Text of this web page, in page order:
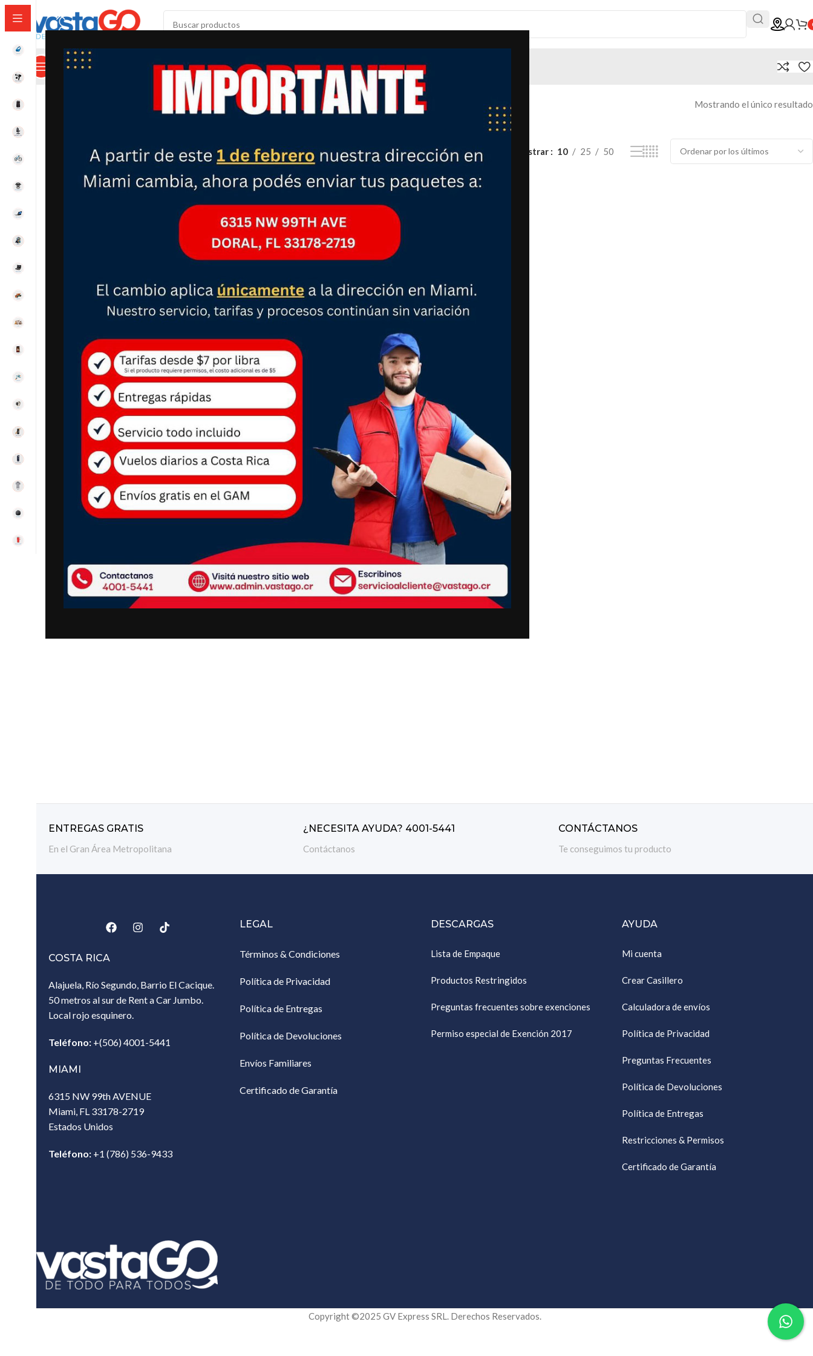
Categorías Calculadora De Envíos
Mostrando el único resultado
Mostrar 10 25 50
Refrigerador Side-by-Side
HISENSE RS223SV5A – 23
cf / 651 L – Wi-Fi
Precio : ₡739,900.00
AÑADIR AL CARRITO
ENTREGAS GRATIS
En el Gran Área Metropolitana
¿NECESITA AYUDA? 4001-5441
Contáctanos
CONTÁCTANOS
Te conseguimos tu producto
COSTA RICA
Alajuela, Río Segundo, Barrio El Cacique.
50 metros al sur de Rent a Car Jumbo.
Local rojo esquinero.
Teléfono: +(506) 4001-5441
MIAMI
6315 NW 99th AVENUE
Miami, FL 33178-2719
Estados Unidos‎
Teléfono: +1 (786) 536-9433‎
LEGAL
Términos & Condiciones
Política de Privacidad
Política de Entregas
Política de Devoluciones
Envíos Familiares
Certificado de Garantía
DESCARGAS
Lista de Empaque
Productos Restringidos
Preguntas frecuentes sobre exenciones
Permiso especial de Exención 2017
AYUDA
Mi cuenta
Crear Casillero
Calculadora de envíos
Política de Privacidad
Preguntas Frecuentes
Política de Devoluciones
Política de Entregas
Restricciones & Permisos
Certificado de Garantía
Copyright ©2025 GV Express SRL. Derechos Reservados.